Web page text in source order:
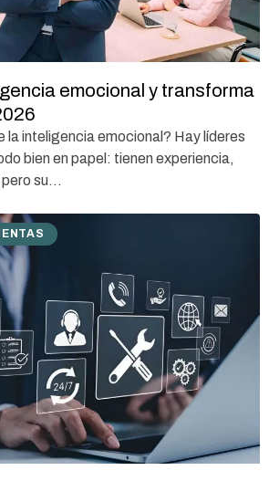
emocional y transforma
la inteligencia emocional? Hay líderes
bien en papel: tienen experiencia,
su...